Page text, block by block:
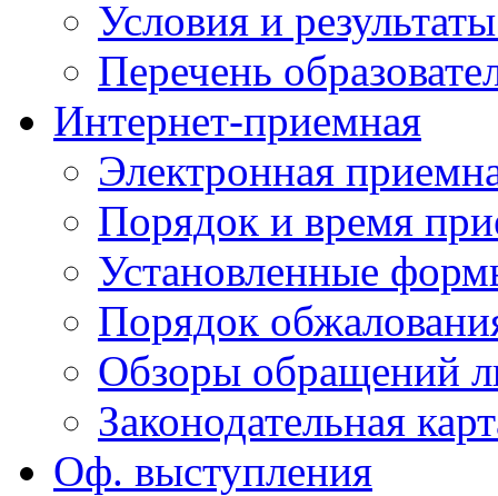
Условия и
Перечень
Интернет-приемная
Электронная
Порядок и время
Установленные
Порядок
Обзоры обращений
Законодательная
Оф. выступления